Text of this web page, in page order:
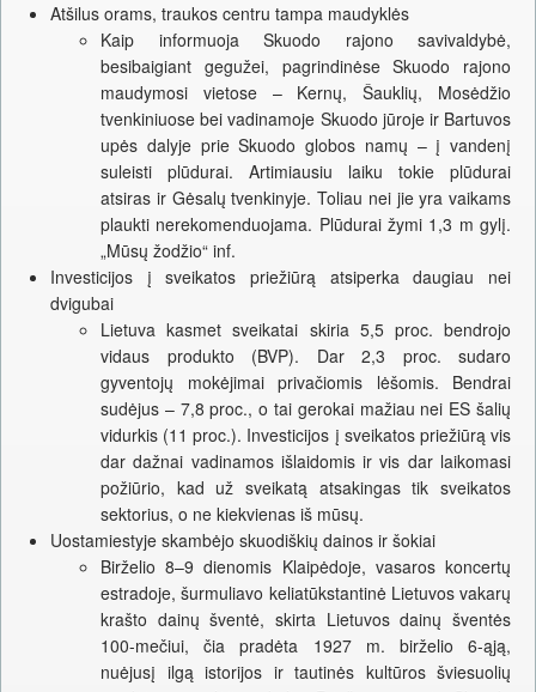
Atšilus orams, traukos centru tampa maudyklės
Kaip informuoja Skuodo rajono savivaldybė,
besibaigiant gegužei, pagrindinėse Skuodo rajono
maudymosi vietose – Kernų, Šauklių, Mosėdžio
tvenkiniuose bei vadinamoje Skuodo jūroje ir Bartuvos
upės dalyje prie Skuodo globos namų – į vandenį
suleisti plūdurai. Artimiausiu laiku tokie plūdurai
atsiras ir Gėsalų tvenkinyje. Toliau nei jie yra vaikams
plaukti nerekomenduojama. Plūdurai žymi 1,3 m gylį.
„Mūsų žodžio“ inf.
Investicijos į sveikatos priežiūrą atsiperka daugiau nei
dvigubai
Lietuva kasmet sveikatai skiria 5,5 proc. bendrojo
vidaus produkto (BVP). Dar 2,3 proc. sudaro
gyventojų mokėjimai privačiomis lėšomis. Bendrai
sudėjus – 7,8 proc., o tai gerokai mažiau nei ES šalių
vidurkis (11 proc.). Investicijos į sveikatos priežiūrą vis
dar dažnai vadinamos išlaidomis ir vis dar laikomasi
požiūrio, kad už sveikatą atsakingas tik sveikatos
sektorius, o ne kiekvienas iš mūsų.
Uostamiestyje skambėjo skuodiškių dainos ir šokiai
Birželio 8–9 dienomis Klaipėdoje, vasaros koncertų
estradoje, šurmuliavo keliatūkstantinė Lietuvos vakarų
krašto dainų šventė, skirta Lietuvos dainų šventės
100-mečiui, čia pradėta 1927 m. birželio 6-ąją,
nuėjusį ilgą istorijos ir tautinės kultūros šviesuolių